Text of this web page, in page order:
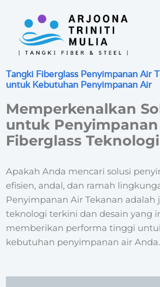
Tangki Fiberglass Penyimpanan Air
untuk Kebutuhan Penyimpanan Air
Memperkenalkan
untuk
Fiberglass
Apakah Anda mencari solusi
efisien, andal, dan ramah
Penyimpanan Air Tekanan adalah
teknologi terkini dan desain yang
memberikan performa tinggi
kebutuhan penyimpanan air Anda.